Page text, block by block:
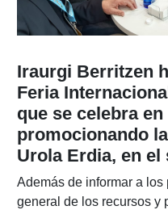
Iraurgi Berritzen
Feria
que se celebra
promocionando
Urola Erdia, en el
Además de informar a
general de los recursos y